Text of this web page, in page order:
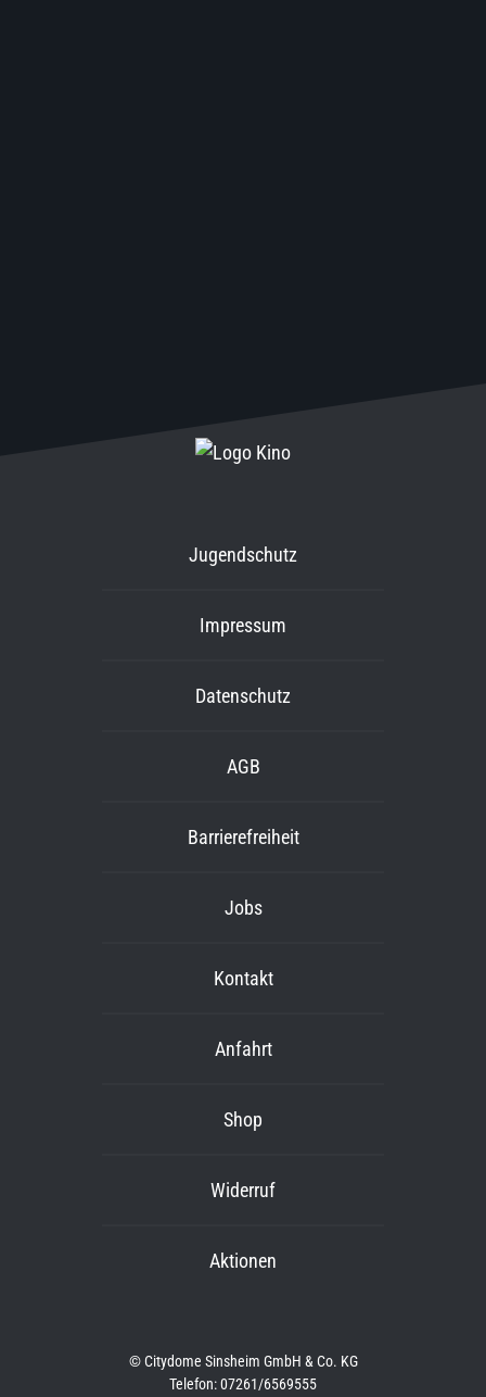
Jugendschutz
Impressum
Datenschutz
AGB
Barrierefreiheit
Jobs
Kontakt
Anfahrt
Shop
Widerruf
Aktionen
© Citydome Sinsheim GmbH & Co. KG
Telefon: 07261/6569555